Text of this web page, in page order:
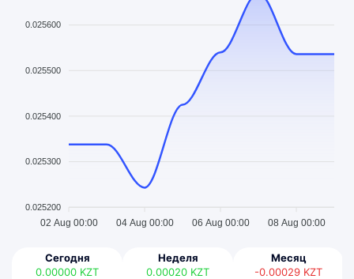
0.025600
0.025500
0.025400
0.025300
0.025200
02 Aug 00:00 04 Aug 00:00 06 Aug 00:00 08 Aug 00:00
Сегодня
0.00000 KZT
Неделя
0.00020 KZT
Месяц
-0.00029 KZT